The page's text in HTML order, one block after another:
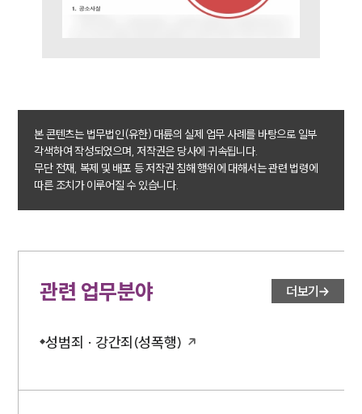
대륜법률상담예약
대륜법률상담예약
본 콘텐츠는 법무법인(유한) 대륜의 실제 업무 사례를 바탕으로 일부
각색하여 작성되었으며, 저작권은 당사에 귀속됩니다.
무단 전재, 복제 및 배포 등 저작권 침해 행위에 대해서는 관련 법령에
따른 조치가 이루어질 수 있습니다.
관련 업무분야 더보기
성범죄 · 강간죄(성폭행)